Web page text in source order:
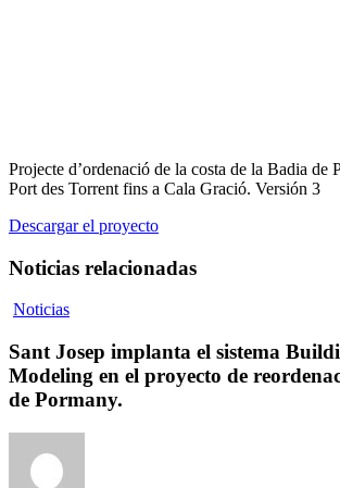
Projecte d’ordenació de la costa de la Badia de
Port des Torrent fins a Cala Gració. Versión 3
Descargar el proyecto
Noticias relacionadas
NoticiasSant
implanta
el
sistema
Building
Sant Josep implanta el sistema
Modeling en el proyecto de
de Pormany.